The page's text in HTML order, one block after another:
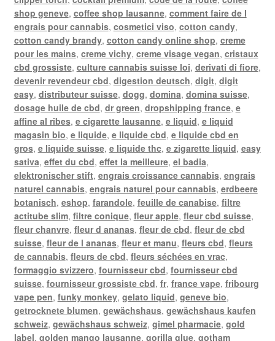
shop geneve, coffee shop lausanne, comment faire de l
engrais pour cannabis, cosmetici viso, cotton candy,
cotton candy brandy, cotton candy online shop, creme
pour les mains, creme vichy, creme visage vegan, cristaux
cbd grossiste, culture cannabis suisse loi, derivati di fiore,
devenir revendeur cbd, digestion deutsch, digit, digit
easy, distributeur suisse, dogg, domina, domina suisse,
dosage huile de cbd, dr green, dropshipping france, e
affine al ribes, e cigarette lausanne, e liquid, e liquid
magasin bio, e liquide, e liquide cbd, e liquide cbd en
gros, e liquide suisse, e liquide thc, e zigarette liquid, easy
sativa, effet du cbd, effet la meilleure, el badia,
elektronischer stift, engrais croissance cannabis, engrais
naturel cannabis, engrais naturel pour cannabis, erdbeere
botanisch, eshop, farandole, feuille de canabise, filtre
actitube slim, filtre conique, fleur apple, fleur cbd suisse,
fleur chanvre, fleur d ananas, fleur de cbd, fleur de cbd
suisse, fleur de l ananas, fleur et manu, fleurs cbd, fleurs
de cannabis, fleurs de cbd, fleurs séchées en vrac,
formaggio svizzero, fournisseur cbd, fournisseur cbd
suisse, fournisseur grossiste cbd, fr, france vape, fribourg
vape pen, funky monkey, gelato liquid, geneve bio,
getrocknete blumen, gewächshaus, gewächshaus kaufen
schweiz, gewächshaus schweiz, gimel pharmacie, gold
label, golden mango lausanne, gorilla glue, gotham